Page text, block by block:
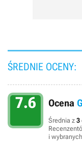
ŚREDNIE OCENY:
7.6 Ocena
Średnia z 3
i